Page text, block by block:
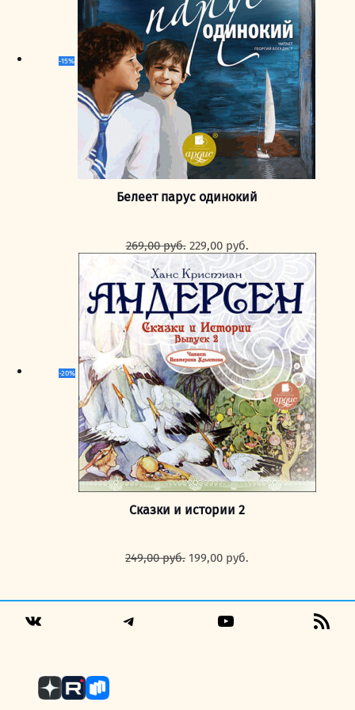
-15%
Белеет парус одинокий
269,00руб. Первоначальная
цена
составляла
269,00 руб..
229,00 руб.
цена:
229,00 руб..
-20%
Сказки и истории 2
249,00руб. Первоначальная
249,00 руб..
199,00 руб.